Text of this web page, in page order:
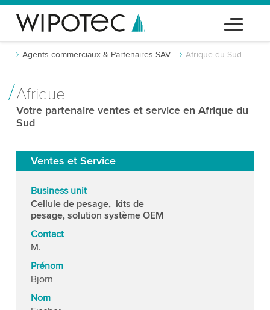
Agents commerciaux & Partenaires SAV Afrique du Sud
Afrique
Votre partenaire ventes et service en Afrique du
Sud
Ventes et Service
Business unit
Cellule de pesage, kits de
pesage, solution système OEM
Contact
M.
Prénom
Björn
Nom